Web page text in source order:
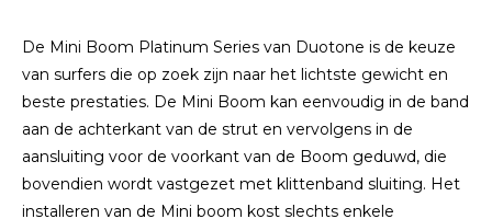
De Mini Boom Platinum Series van Duotone is de keuze
van surfers die op zoek zijn naar het lichtste gewicht en
beste prestaties. De Mini Boom kan eenvoudig in de band
aan de achterkant van de strut en vervolgens in de
aansluiting voor de voorkant van de Boom geduwd, die
bovendien wordt vastgezet met klittenband sluiting. Het
installeren van de Mini boom kost slechts enkele